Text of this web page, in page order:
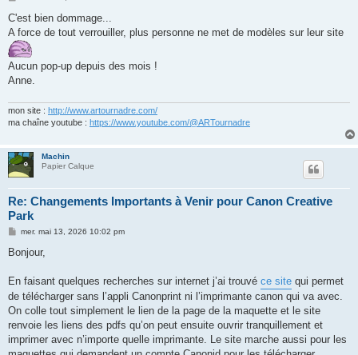
s
a
g
e
C'est bien dommage...
A force de tout verrouiller, plus personne ne met de modèles sur leur site
Aucun pop-up depuis des mois !
Anne.
mon site : http://www.artournadre.com/
ma chaîne youtube : https://www.youtube.com/@ARTournadre
Machin
Papier Calque
Re: Changements Importants à Venir pour Canon Creative
Park
M
s
g
mer. mai 13, 2026 10:02 pm
Bonjour,
En faisant quelques recherches sur internet j’ai trouvé ce site qui permet
de télécharger sans l’appli Canonprint ni l’imprimante canon qui va avec.
On colle tout simplement le lien de la page de la maquette et le site
renvoie les liens des pdfs qu’on peut ensuite ouvrir tranquillement et
imprimer avec n’importe quelle imprimante. Le site marche aussi pour les